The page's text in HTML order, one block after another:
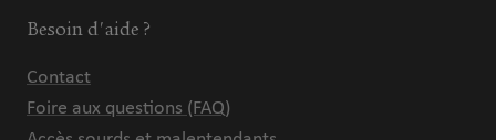
Besoin d'aide ?
Contact
Foire aux questions (FAQ)